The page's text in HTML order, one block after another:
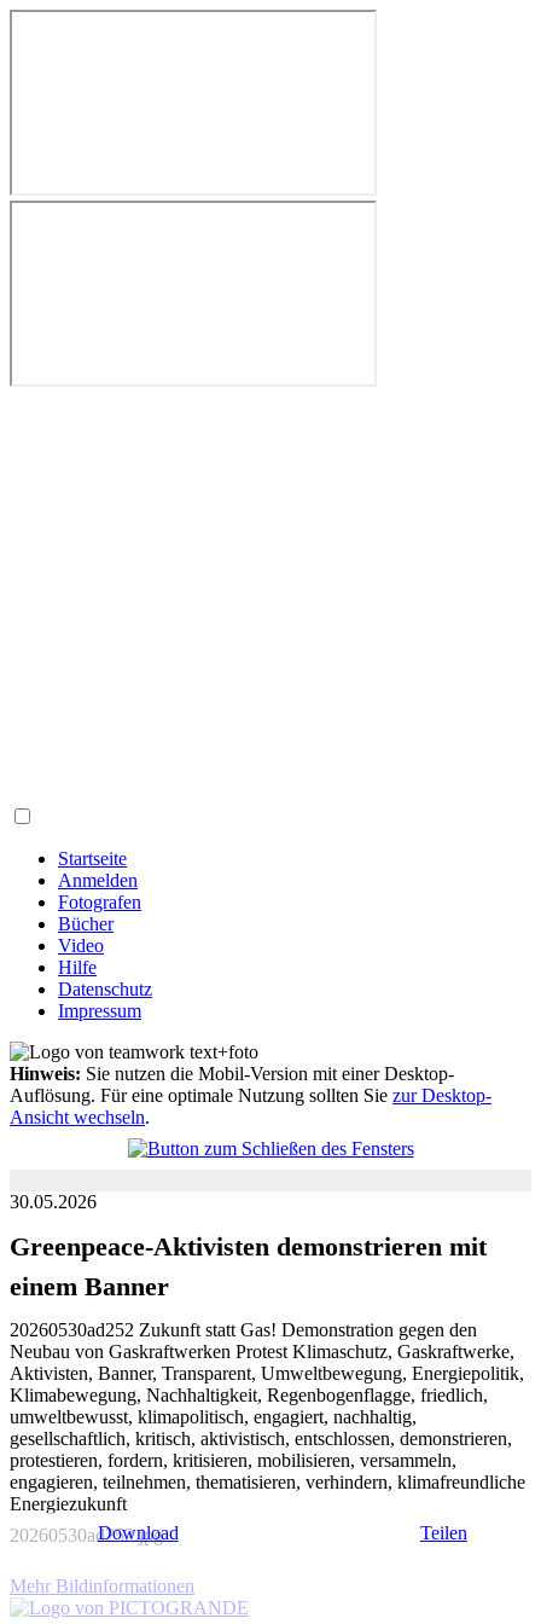
Startseite
Anmelden
Fotografen
Bücher
Video
Hilfe
Datenschutz
Impressum
Hinweis: Sie nutzen die Mobil-Version mit einer Desktop-
Auflösung. Für eine optimale Nutzung sollten Sie zur Desktop-
Ansicht wechseln.
Download Teilen
30.05.2026
Greenpeace-Aktivisten demonstrieren mit
einem Banner
20260530ad252 Zukunft statt Gas! Demonstration gegen den
Neubau von Gaskraftwerken Protest Klimaschutz, Gaskraftwerke,
Aktivisten, Banner, Transparent, Umweltbewegung, Energiepolitik,
Klimabewegung, Nachhaltigkeit, Regenbogenflagge, friedlich,
umweltbewusst, klimapolitisch, engagiert, nachhaltig,
gesellschaftlich, kritisch, aktivistisch, entschlossen, demonstrieren,
protestieren, fordern, kritisieren, mobilisieren, versammeln,
engagieren, teilnehmen, thematisieren, verhindern, klimafreundliche
Energiezukunft
20260530ad252.jpg
Mehr Bildinformationen